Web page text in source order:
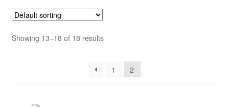
买家入门
博客
Showing 13–18 of 18 results
1 2